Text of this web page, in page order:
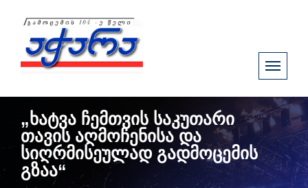
„ხატვა ჩემთვის საკუთარი
თავის აღმოჩენისა და
სიღრმისეულად გადმოცემის
გზაა“